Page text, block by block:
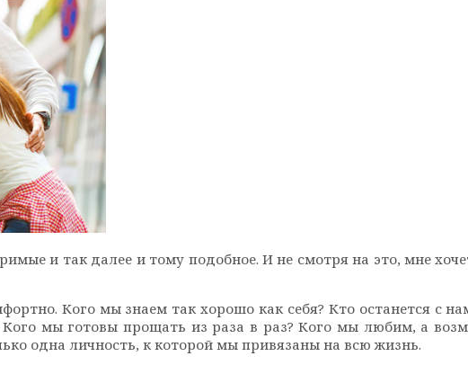
и так далее и тому подобное. И не смотря на это, мне
Кого мы знаем так хорошо как себя? Кто останется с
мы готовы прощать из раза в раз? Кого мы любим, а
одна личность, к которой мы привязаны на всю жизнь.